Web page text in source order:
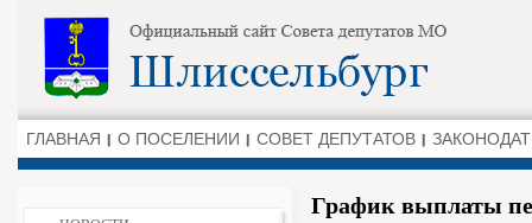
ГЛАВНАЯ О ПОСЕЛЕНИИ СОВЕТ ДЕПУТАТОВ
График выплаты